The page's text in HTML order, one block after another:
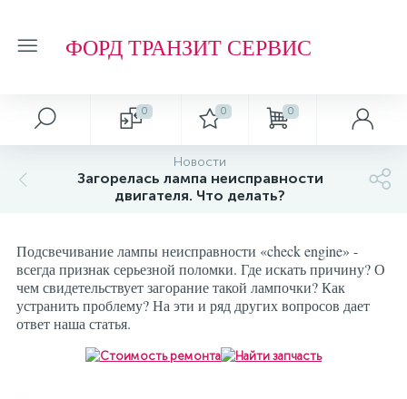
ФОРД ТРАНЗИТ СЕРВИС
0 0 0
Новости
Загорелась лампа неисправности
двигателя. Что делать?
Подсвечивание лампы неисправности «check engine» -
всегда признак серьезной поломки. Где искать причину? О
чем свидетельствует загорание такой лампочки? Как
устранить проблему? На эти и ряд других вопросов дает
ответ наша статья.